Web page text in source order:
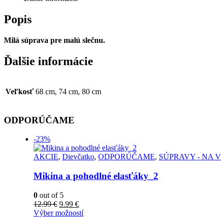
Popis
Milá súprava pre malú slečnu.
Ďalšie informácie
Veľkosť 68 cm, 74 cm, 80 cm
ODPORÚČAME
-23%
AKCIE, Dievčatko, ODPORÚČAME, SÚPRAVY - NA
Mikina a pohodlné elasťáky_2
0 out of 5
12.99€ 9.99 €
Výber možností